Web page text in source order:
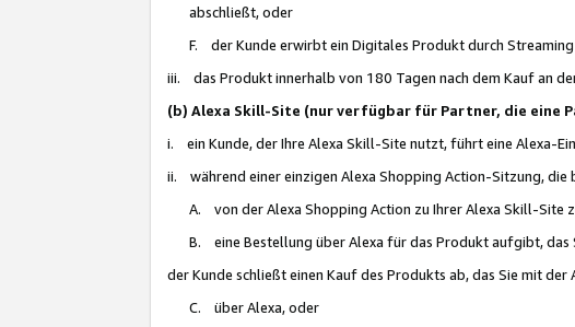
abschließt, oder
F. der Kunde erwirbt ein Digitales Produkt durch
iii. das Produkt innerhalb von 180 Tagen nach dem Kauf an
(b) Alexa Skill-Site (nur verfügbar für Partner, die eine
i. ein Kunde, der Ihre Alexa Skill-Site nutzt, führt eine Alexa-
ii. während einer einzigen Alexa Shopping Action-Sitzung, die
A. von der Alexa Shopping Action zu Ihrer Alexa Skill-Site
B. eine Bestellung über Alexa für das Produkt aufgibt, das
der Kunde schließt einen Kauf des Produkts ab, das Sie mit
C. über Alexa, oder